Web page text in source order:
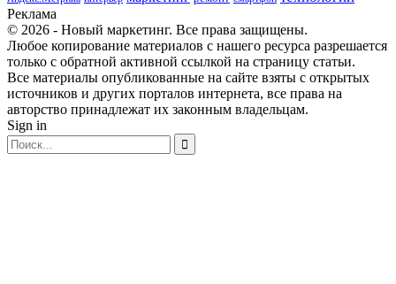
Реклама
© 2026 - Новый маркетинг. Все права защищены.
Любое копирование материалов с нашего ресурса разрешается
только с обратной активной ссылкой на страницу статьи.
Все материалы опубликованные на сайте взяты с открытых
источников и других порталов интернета, все права на
авторство принадлежат их законным владельцам.
Sign in